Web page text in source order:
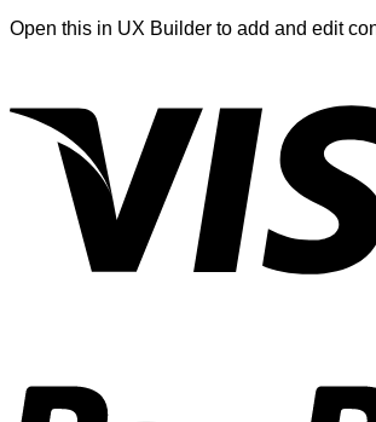
Open this in UX Builder to add and edit